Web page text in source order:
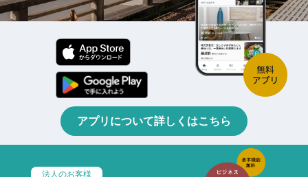
アプリについて詳しくはこちら
法人のお客様